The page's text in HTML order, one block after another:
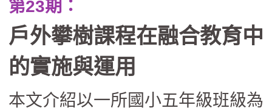
第23期：
戶外攀樹課程在融合教育中
的實施與運用
本文介紹以一所國小五年級班級為